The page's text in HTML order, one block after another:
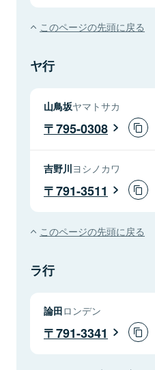
このページの先頭に戻る
ヤ行
山鳥坂ヤマトサカ
795-0308
吉野川ヨシノカワ
791-3511
このページの先頭に戻る
ラ行
論田ロンデン
791-3341